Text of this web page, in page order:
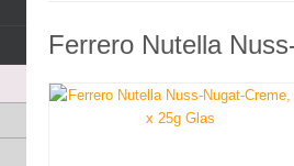
Ferrero Nutella